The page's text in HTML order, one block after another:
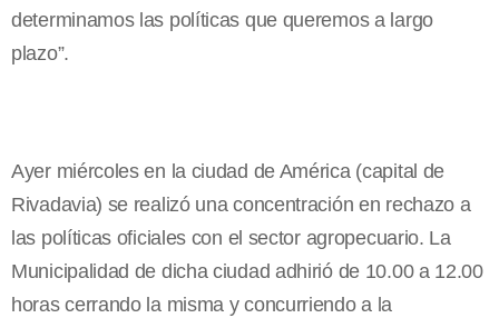
determinamos las políticas que queremos a largo
plazo”.
Ayer miércoles en la ciudad de América (capital de
Rivadavia) se realizó una concentración en rechazo a
las políticas oficiales con el sector agropecuario. La
Municipalidad de dicha ciudad adhirió de 10.00 a 12.00
horas cerrando la misma y concurriendo a la